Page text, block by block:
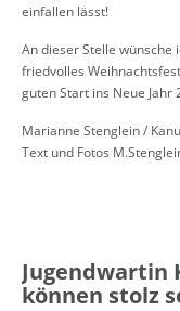
einfallen lässt!
An dieser Stelle wünsche
friedvolles
guten Start ins Neue Jahr
Marianne Stenglein /
Text und Fotos
Jugendwartin
können stolz